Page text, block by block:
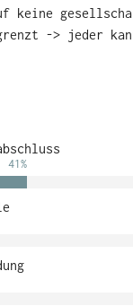
keine
-> jeder
41%